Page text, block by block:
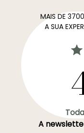
MAIS DE
A SUA
A